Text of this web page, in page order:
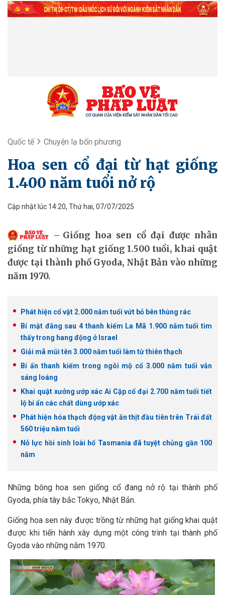
Quốc tế Chuyện lạ bốn phương
Hoa sen cổ đại từ hạt giống
1.400 năm tuổi nở rộ
Cập nhật lúc 14:20, Thứ hai, 07/07/2025
Giống hoa sen cổ đại được nhân
giống từ những hạt giống 1.500 tuổi, khai quật
được tại thành phố Gyoda, Nhật Bản vào những
năm 1970.
Phát hiện cổ vật 2.000 năm tuổi vứt bỏ bên thùng rác
Bí mật đằng sau 4 thanh kiếm La Mã 1.900 năm tuổi tìm
thấy trong hang động ở Israel
Giải mã mũi tên 3.000 năm tuổi làm từ thiên thạch
Bí ẩn thanh kiếm trong ngôi mộ cổ 3.000 năm tuổi vẫn
sáng loáng
Khai quật xưởng ướp xác Ai Cập cổ đại 2.700 năm tuổi tiết
lộ bí ẩn các chất dùng ướp xác
Phát hiện hóa thạch động vật ăn thịt đầu tiên trên Trái đất
560 triệu năm tuổi
Nỗ lực hồi sinh loài hổ Tasmania đã tuyệt chủng gần 100
năm
Những bông hoa sen giống cổ đang nở rộ tại thành phố
Gyoda, phía tây bắc Tokyo, Nhật Bản.
Giống hoa sen này được trồng từ những hạt giống khai quật
được khi tiến hành xây dựng một công trình tại thành phố
Gyoda vào những năm 1970.